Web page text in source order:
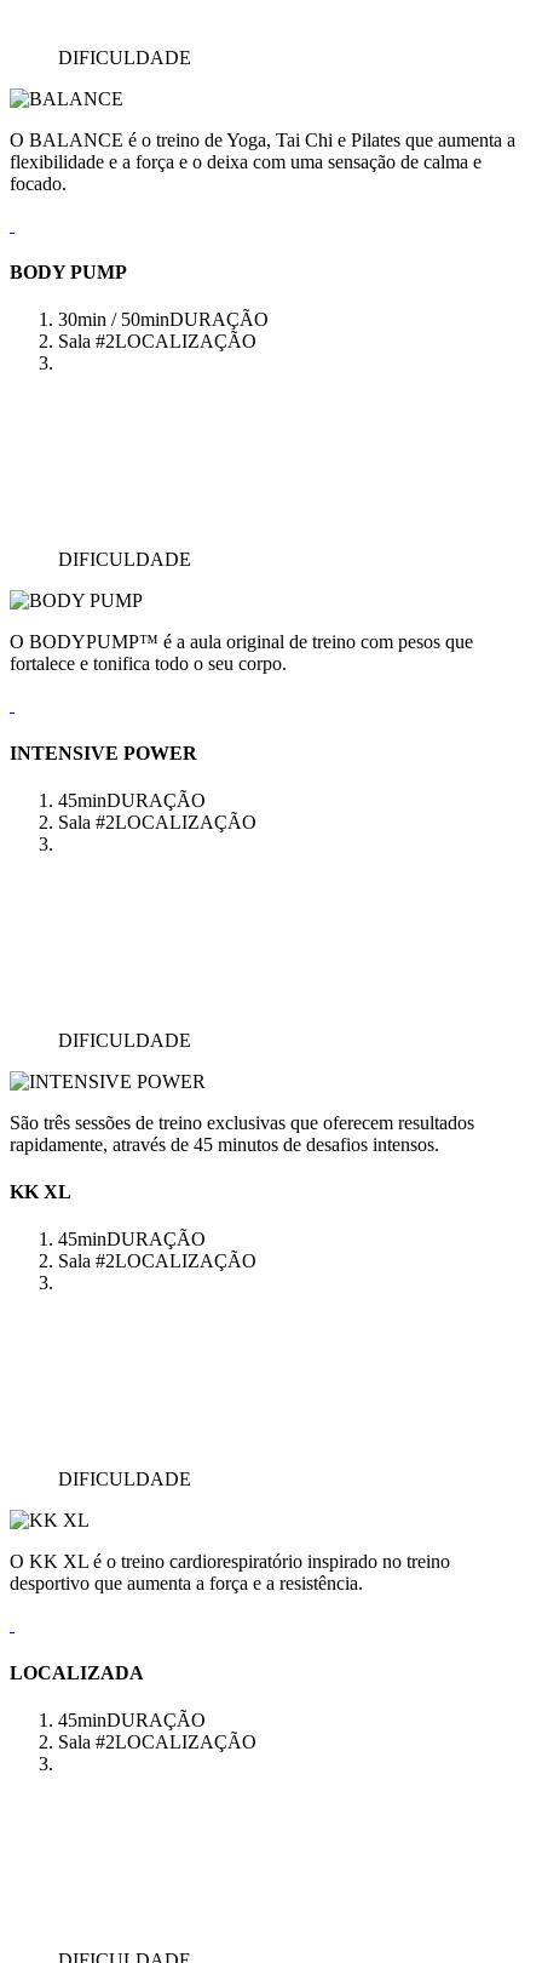
DIFICULDADE
O BALANCE é o treino de Yoga, Tai Chi e Pilates que aumenta a
flexibilidade e a força e o deixa com uma sensação de calma e
focado.
BODY PUMP
30min / 50minDURAÇÃO
Sala #2LOCALIZAÇÃO
DIFICULDADE
O BODYPUMP™ é a aula original de treino com pesos que
fortalece e tonifica todo o seu corpo.
INTENSIVE POWER
45minDURAÇÃO
Sala #2LOCALIZAÇÃO
DIFICULDADE
São três sessões de treino exclusivas que oferecem resultados
rapidamente, através de 45 minutos de desafios intensos.
KK XL
45minDURAÇÃO
Sala #2LOCALIZAÇÃO
DIFICULDADE
O KK XL é o treino cardiorespiratório inspirado no treino
desportivo que aumenta a força e a resistência.
LOCALIZADA
45minDURAÇÃO
Sala #2LOCALIZAÇÃO